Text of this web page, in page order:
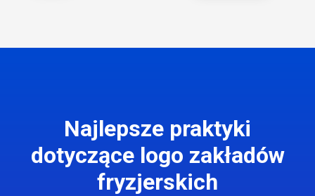
Najlepsze praktyki
dotyczące logo zakładów
fryzjerskich